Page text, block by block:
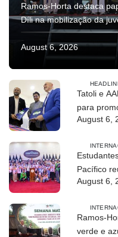
Ramos-Horta destaca
Díli na mobilização da
August 6, 2026
Tatoli e
para
August 6,
Pacífico
conhecer
August 6,
Ramos-
verde e